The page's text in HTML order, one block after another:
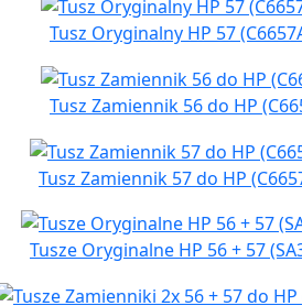
Tusz Oryginalny HP 57
Tusz Zamiennik 56 do HP
Tusz Zamiennik 57 do HP
Tusze Oryginalne HP 56 + 57